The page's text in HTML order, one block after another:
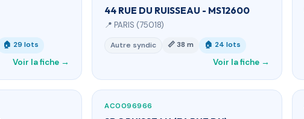
🏠 29 lots
Voir la fiche →
44 RUE DU RUISSEAU - MS12600
📍 PARIS (75018)
Autre syndic 📏 38 m 🏠 24 lots
Voir la fiche →
AC0096966